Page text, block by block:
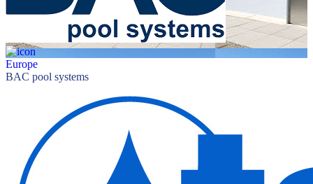
Europe
BAC pool systems